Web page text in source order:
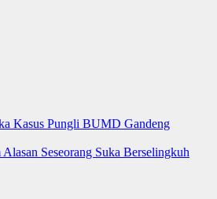
Kasus Pungli BUMD Gandeng
Seseorang Suka Berselingkuh